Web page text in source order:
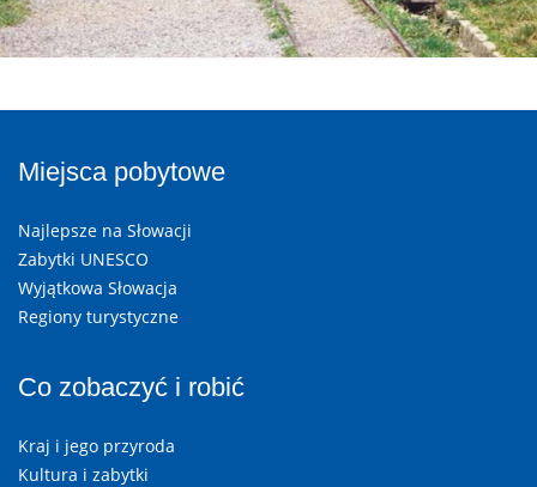
Miejsca pobytowe
Najlepsze na Słowacji
Zabytki UNESCO
Wyjątkowa Słowacja
Regiony turystyczne
Co zobaczyć i robić
Kraj i jego przyroda
Kultura i zabytki